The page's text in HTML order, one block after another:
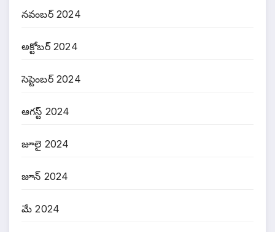
నవంబర్ 2024
అక్టోబర్ 2024
సెప్టెంబర్ 2024
ఆగస్ట్ 2024
జూలై 2024
జూన్ 2024
మే 2024